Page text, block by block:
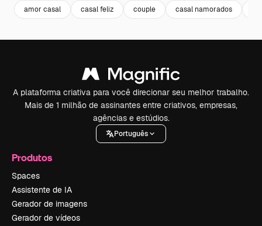
amor casal casal feliz couple casal namorados
A plataforma criativa para você direcionar seu melhor trabalho.
Mais de 1 milhão de assinantes entre criativos, empresas,
agências e estúdios.
Português
Produtos
Spaces
Assistente de IA
Gerador de imagens
Gerador de vídeos